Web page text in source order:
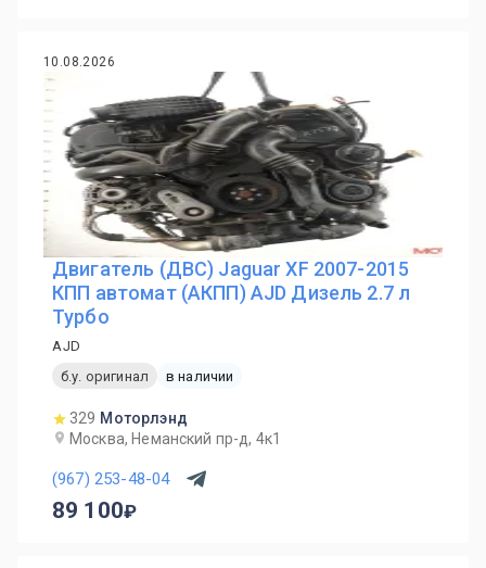
10.08.2026
Двигатель (ДВС) Jaguar XF 2007-2015
КПП автомат (АКПП) AJD Дизель 2.7 л
Турбо
AJD
б.у. оригинал
в наличии
329 Моторлэнд
Москва, Неманский пр-д, 4к1
(967) 253-48-04
89 100